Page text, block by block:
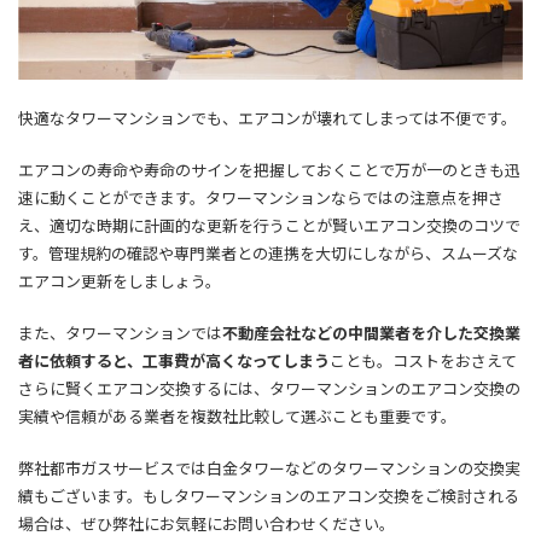
快適なタワーマンションでも、エアコンが壊れてしまっては不便です。
エアコンの寿命や寿命のサインを把握しておくことで万が一のときも迅
速に動くことができます。 タワーマンションならではの注意点を押さ
え、適切な時期に計画的な更新を行うことが賢いエアコン交換のコツで
す。管理規約の確認や専門業者との連携を大切にしながら、スムーズな
エアコン更新をしましょう。
また、タワーマンションでは不動産会社などの中間業者を介した交換業
者に依頼すると、工事費が高くなってしまう ことも。コストをおさえて
さらに賢くエアコン交換するには、タワーマンションのエアコン交換の
実績や信頼がある業者を複数社比較して選ぶことも重要です。
弊社都市ガスサービスでは白金タワーなどのタワーマンションの交換実
績もございます。もしタワーマンションのエアコン交換をご検討される
場合は、ぜひ弊社にお気軽にお問い合わせください。